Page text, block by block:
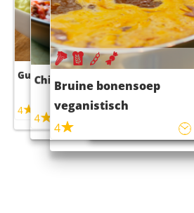
Guacamole
4
Chili con carne
4 45m
Bruine bonensoep
veganistisch
4
Sushi rijstsalade
maaltijdsalade
4